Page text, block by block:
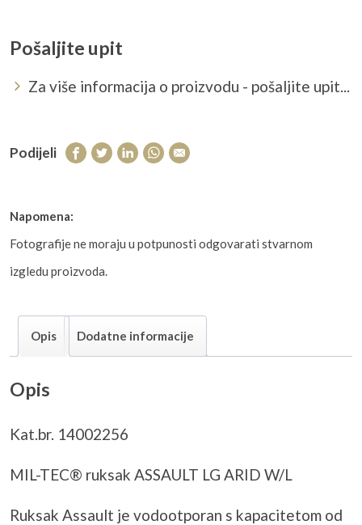
Pošaljite upit
Za više informacija o proizvodu - pošaljite upit...
Podijeli
Napomena:
Fotografije ne moraju u potpunosti odgovarati stvarnom
izgledu proizvoda.
Opis Dodatne informacije
Opis
Kat.br. 14002256
MIL-TEC® ruksak ASSAULT LG ARID W/L
Ruksak Assault je vodootporan s kapacitetom od